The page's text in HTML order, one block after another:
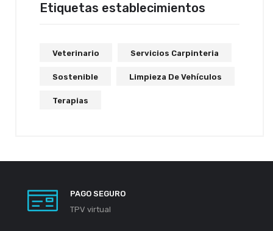
Etiquetas establecimientos
Veterinario Servicios Carpinteria
Sostenible Limpieza De Vehículos
Terapias
PAGO SEGURO
TPV virtual